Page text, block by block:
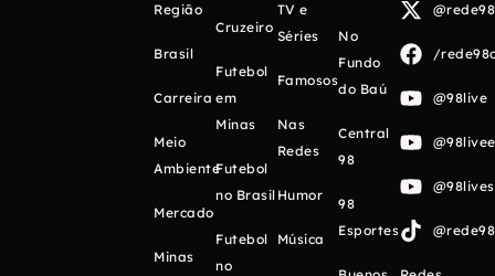
Região
Brasil
Carreira
Meio
Ambiente
Mercado
Minas
Cruzeiro
Futebol
em
Minas
Futebol
no Brasil
Futebol
no
TV e
Séries
Famosos
Nas
Redes
Humor
Música
No
Fundo
do Baú
Central
98
98
Esportes
/
@98live